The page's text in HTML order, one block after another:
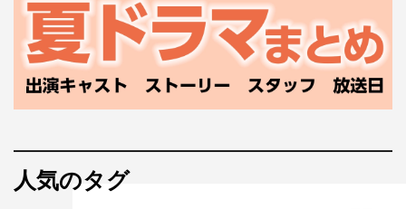
人気のタグ